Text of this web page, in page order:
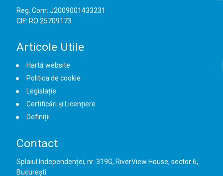
Reg. Com: J2009001433231
CIF: RO 25709173
Articole Utile
Hartă website
Politica de cookie
Legislație
Certificări și Licențiere
Definiții
Contact
Splaiul Independenței, nr. 319G, RiverView House, sector 6,
București